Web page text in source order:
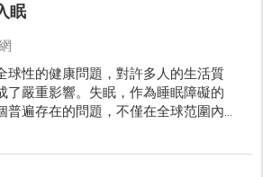
眠
球性的健康問題，對許多人的生活質
了嚴重影響。失眠，作為睡眠障礙的
普遍存在的問題，不僅在全球范圍內